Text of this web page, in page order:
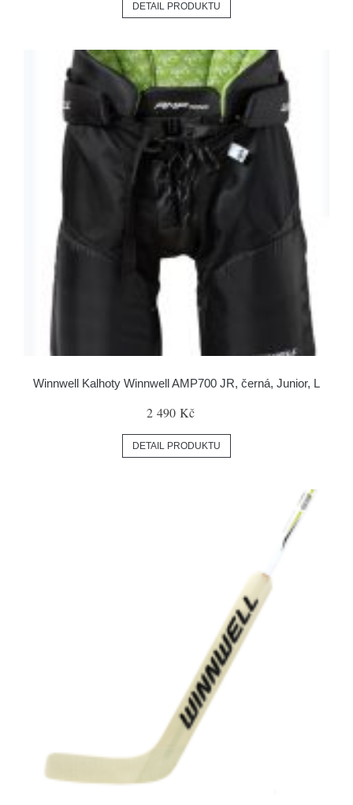
DETAIL PRODUKTU
Winnwell Kalhoty Winnwell AMP700 JR, černá, Junior, L
2 490 Kč
DETAIL PRODUKTU